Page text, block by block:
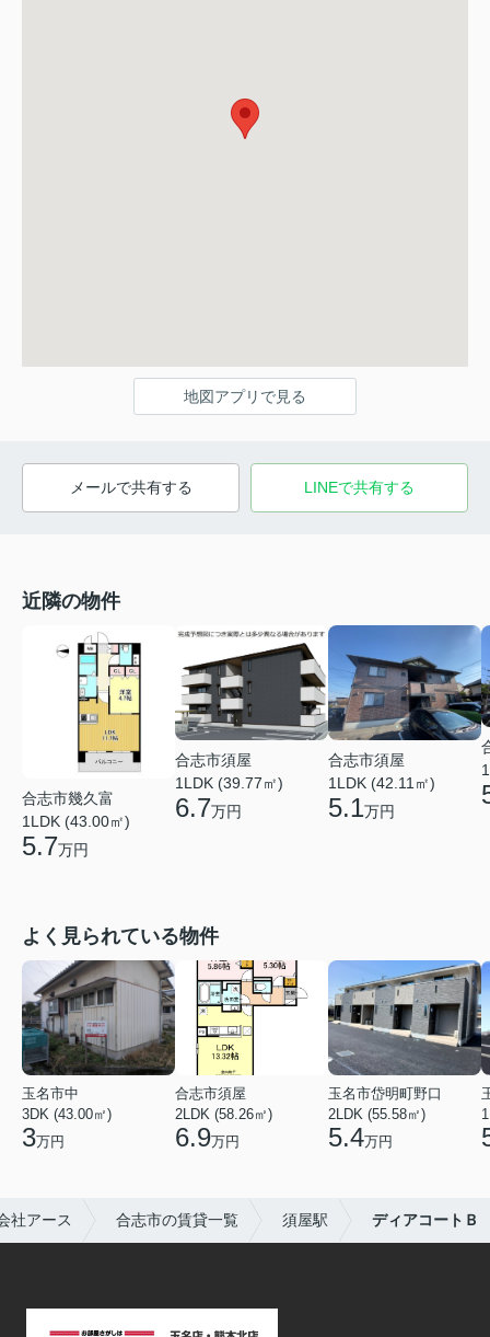
地図アプリで見る
メールで共有する LINEで共有する
近隣の物件
合志市幾久富
1LDK (43.00㎡)
5.7万円
合志市須屋
1LDK (39.77㎡)
6.7万円
合志市須屋
1LDK (42.11㎡)
5.1万円
よく見られている物件
玉名市中
3DK (43.00㎡)
3万円
合志市須屋
2LDK (58.26㎡)
6.9万円
玉名市岱明町野口
2LDK (55.58㎡)
5.4万円
社アース 合志市の賃貸一覧 須屋駅 ディアコートＢ